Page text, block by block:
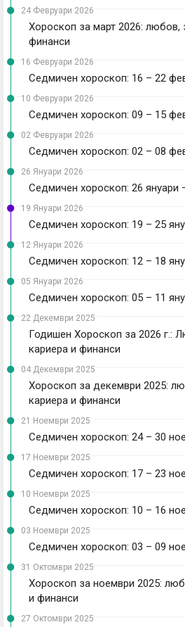
24 Февруари 2026
Хороскоп за март 2026: любов,
финанси
16 Февруари 2026
Седмичен хороскоп: 16 – 22
10 Февруари 2026
Седмичен хороскоп: 09 – 15
02 Февруари 2026
Седмичен хороскоп: 02 – 08
26 Януари 2026
Седмичен хороскоп: 26 януари
19 Януари 2026
Седмичен хороскоп: 19 – 25
12 Януари 2026
Седмичен хороскоп: 12 – 18
05 Януари 2026
Седмичен хороскоп: 05 – 11
22 Декември 2025
Годишен Хороскоп за 2026 г.:
кариера и финанси
04 Декември 2025
Хороскоп за декември 2025:
кариера и финанси
21 Ноември 2025
Седмичен хороскоп: 24 – 30
17 Ноември 2025
Седмичен хороскоп: 17 – 23
10 Ноември 2025
Седмичен хороскоп: 10 – 16
03 Ноември 2025
Седмичен хороскоп: 03 – 09
31 Октомври 2025
Хороскоп за ноември 2025:
и финанси
27 Октомври 2025